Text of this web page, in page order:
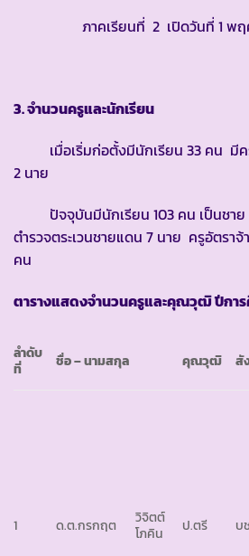
ภาคเรียนที่ 2 เปิดวันที่ 1 พฤศจิ
3. จำนวนครูและนักเรียน
เมื่อเริ่มก่อตั้งมีนักเรียน 33 คน มีครู
2 นาย
ปัจจุบันมีนักเรียน 103 คน เป็นชาย
ตำรวจตระเวนชายแดน 7 นาย ครูอัตรา
คน
ตารางแสดงจำนวนครูและคุณวุฒิ ปีกา
ลำดับ
ที่
ชื่อ–นามสกุล คุณวุฒิ สั
1 ด.ต.กรกฤต
วิจิตต์
โภคิน
ป.ตรี บ